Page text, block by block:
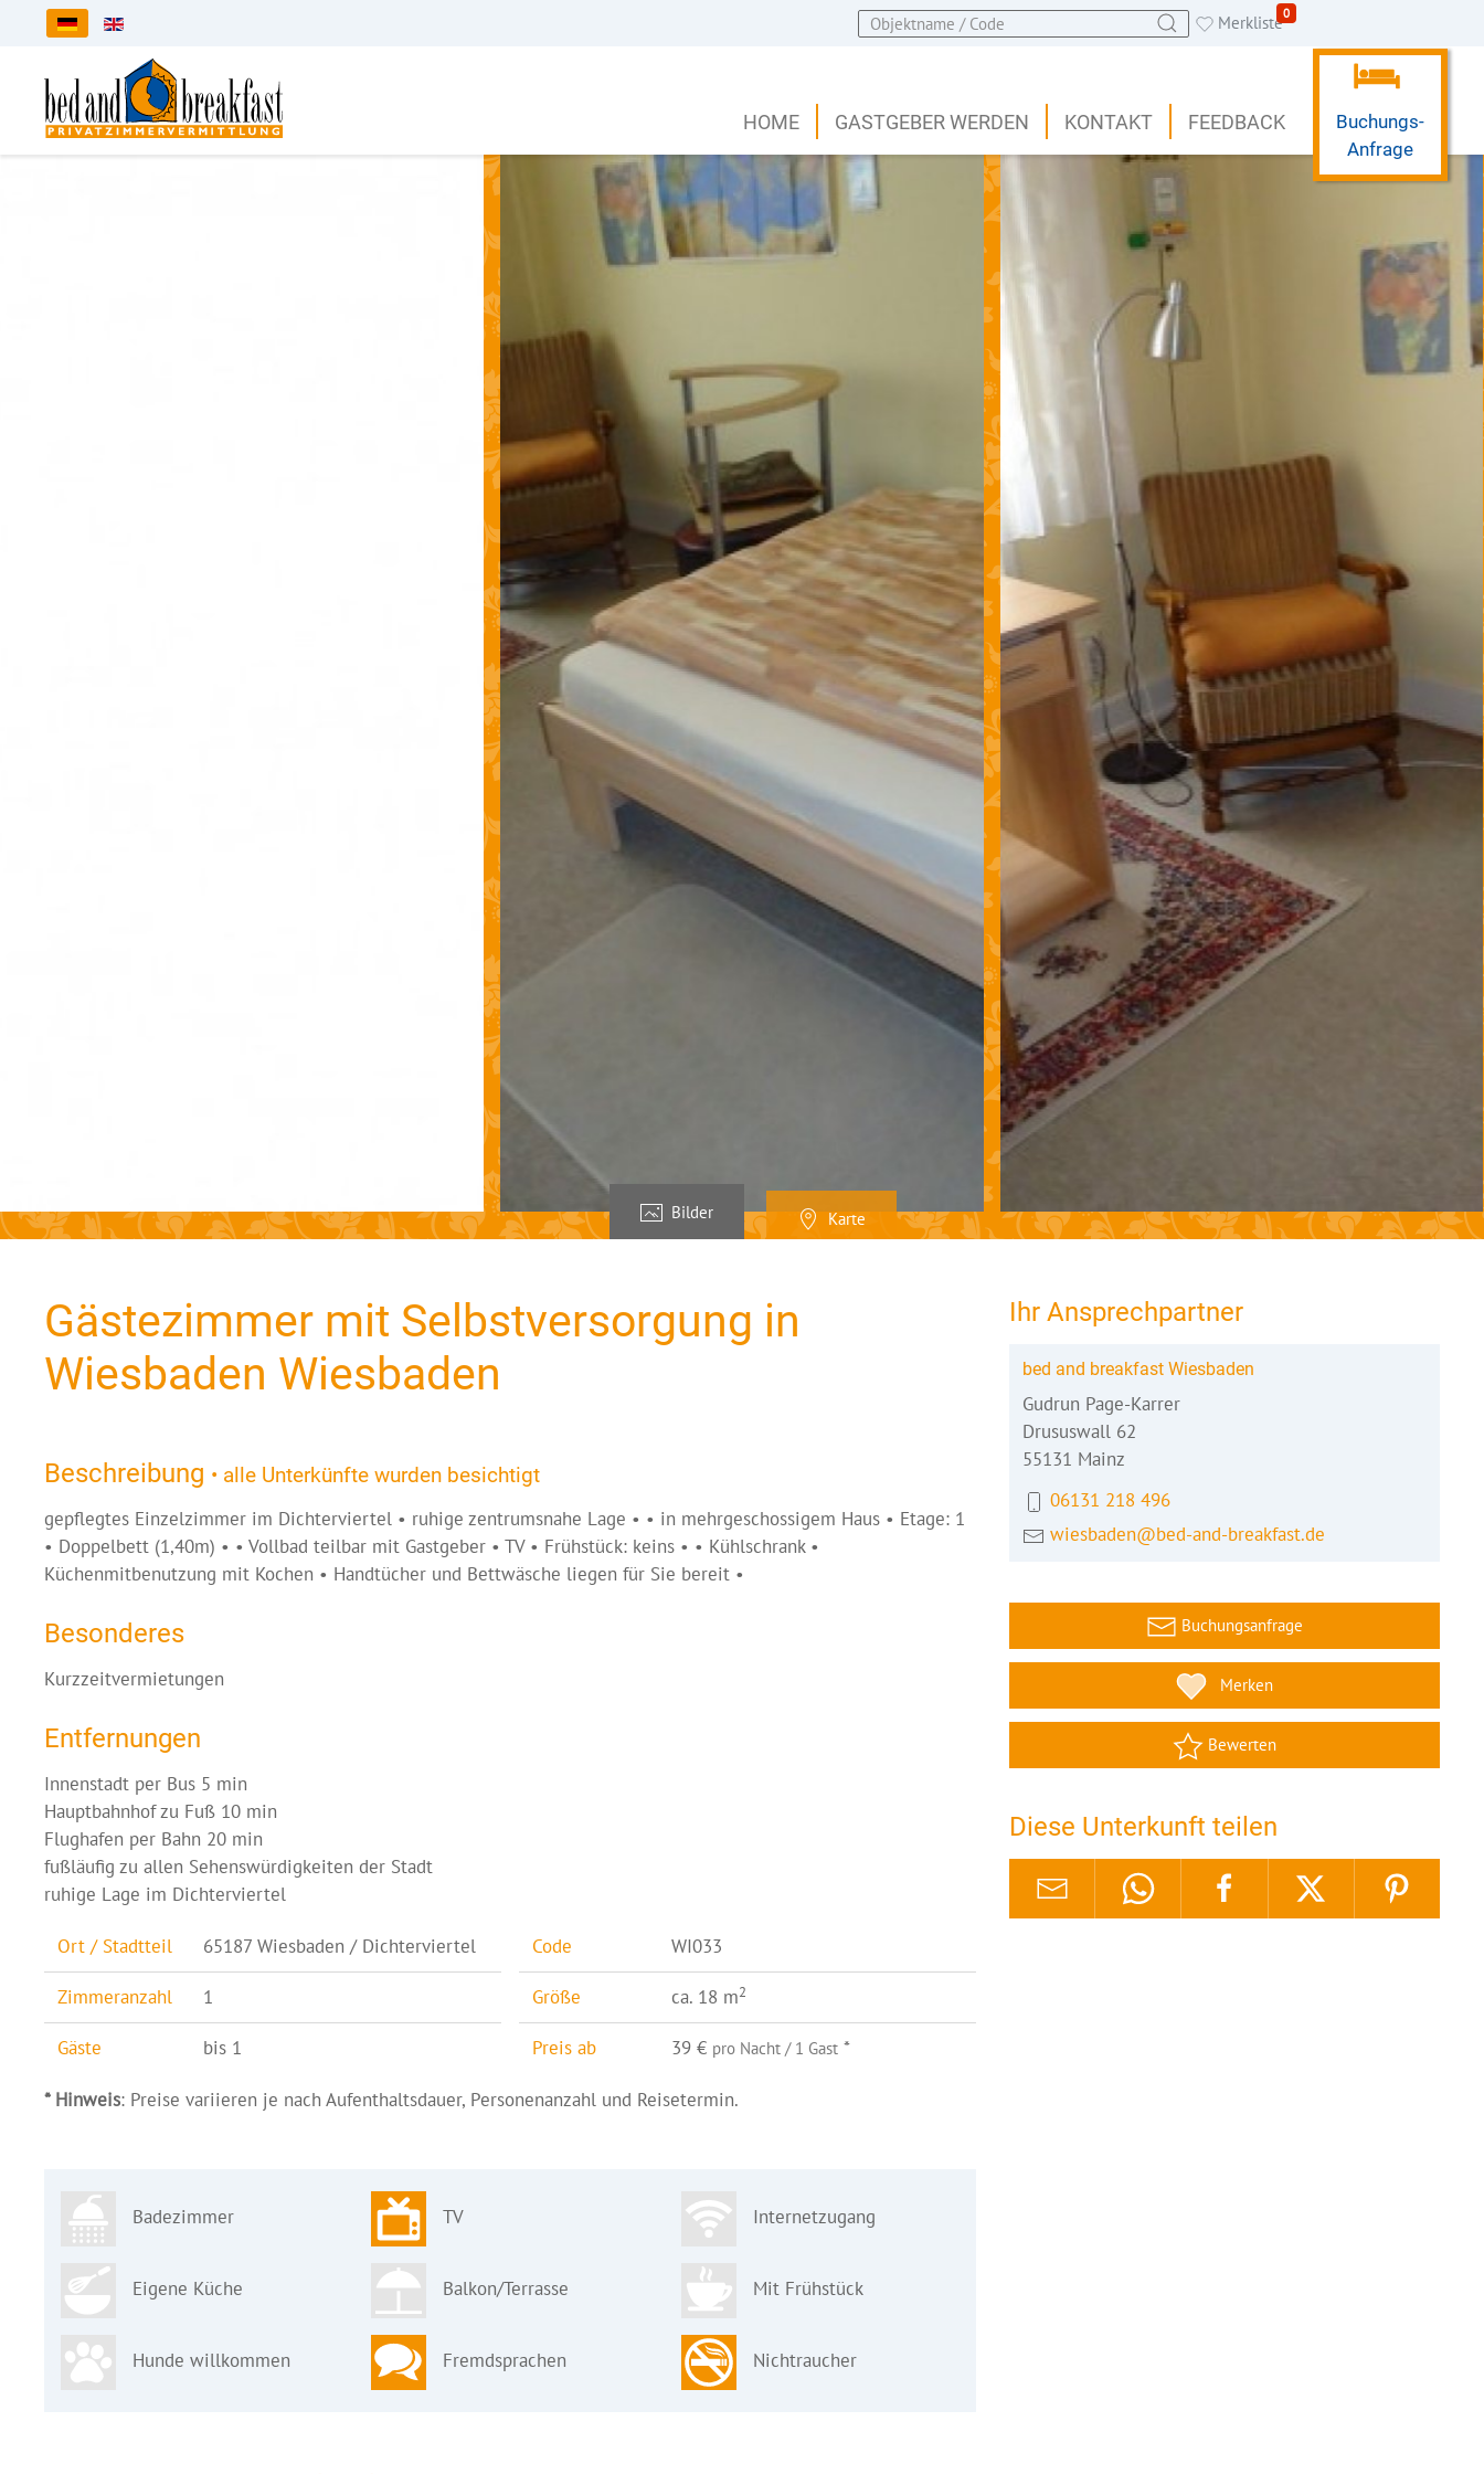
Sprache auswählen Merkliste0
HOME GASTGEBER WERDEN KONTAKT FEEDBACK
Buchungs-
Anfrage
Bilder Karte
Gästezimmer mit Selbstversorgung in
Wiesbaden Wiesbaden
Beschreibung • alle Unterkünfte wurden besichtigt
gepflegtes Einzelzimmer im Dichterviertel • ruhige zentrumsnahe Lage • • in mehrgeschossigem Haus • Etage: 1
• Doppelbett (1,40m) • • Vollbad teilbar mit Gastgeber • TV • Frühstück: keins • • Kühlschrank •
Küchenmitbenutzung mit Kochen • Handtücher und Bettwäsche liegen für Sie bereit •
Besonderes
Kurzzeitvermietungen
Entfernungen
Innenstadt per Bus 5 min
Hauptbahnhof zu Fuß 10 min
Flughafen per Bahn 20 min
fußläufig zu allen Sehenswürdigkeiten der Stadt
ruhige Lage im Dichterviertel
Ort / Stadtteil 65187 Wiesbaden / Dichterviertel
Zimmeranzahl 1
Gäste bis 1
Code WI033
Größe ca. 18 m2
Preis ab 39 € pro Nacht / 1 Gast*
* Hinweis: Preise variieren je nach Aufenthaltsdauer, Personenanzahl und Reisetermin.
Badezimmer TV Internetzugang
Eigene Küche Balkon/Terrasse Mit Frühstück
Hunde willkommen Fremdsprachen Nichtraucher
Ihr Ansprechpartner
bed and breakfast Wiesbaden
Gudrun Page-Karrer
Drususwall 62
55131 Mainz
06131 218 496
wiesbaden@bed-and-breakfast.de
Buchungsanfrage
Merken
Bewerten
Diese Unterkunft teilen